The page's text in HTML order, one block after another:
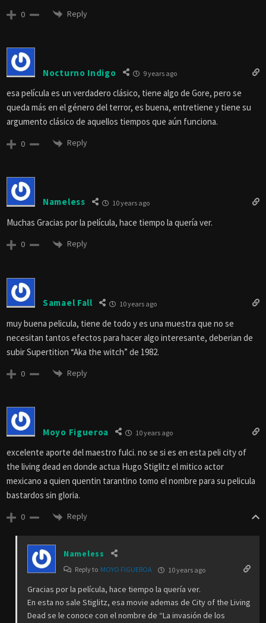
0 Reply
Nocturno Indigo 9 years ago
esa película es un verdadero clásico, tiene algo de Gore, pero se
queda más en el género del terror, es buena, entretiene y tiene su
argumento clásico de aquellos tiempos que aún funciona.
0 Reply
Nameless 10 years ago
Muchas Gracias por la película, hace tiempo la quería ver.
0 Reply
Samael Fall 10 years ago
muy buena pelicula, tiene de todo y es una muestra que no se
necesitan tantos efectos para hacer algo interesante, deberian de
subir Supertition “Aka the witch” de 1982.
0 Reply
Moyo Figueroa 10 years ago
excelente aporte del maestro fulci. no se si es en esta peli city of
the living dead en donde actua Hugo Stiglitz el mitico actor
mexicano a quien quentin tarantino tomo el nombre para su pelicula
bastardos sin gloria.
0 Reply
Nameless
Reply to MOYO FIGUEROA 10 years ago
Gracias por la película, hace tiempo la quería ver.
En esta no sale Stiglitz, esa movie ademas de City of the Living
Dead se le conoce con el nombre de “La invasión de los